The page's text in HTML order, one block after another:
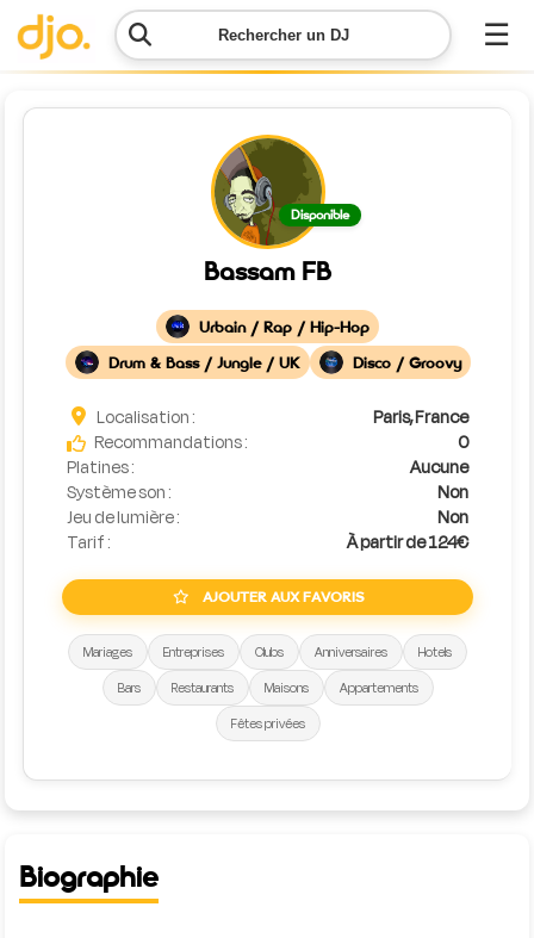
Rechercher un DJ ☰
Menu
demande
de prix
Disponible
Bassam FB
Urbain / Rap / Hip-Hop
Drum & Bass / Jungle / UK
Disco / Groovy
Localisation :
Paris, France
Recommandations :
0
Platines :
Aucune
Système son :
Non
Jeu de lumière :
Non
Tarif :
À partir de 124€
AJOUTER AUX FAVORIS
Mariages Entreprises Clubs Anniversaires
Hotels
Bars
Restaurants Maisons
Appartements
Fêtes privées
Biographie